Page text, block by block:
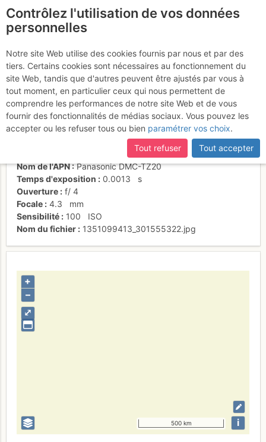
certaines pages ne sont plus accessibles, manquantes ou
incomplètes, déconnectez-vous puis reconnectez-vous à votre
compte sur le site.
Vue sur L2
Activités
Date/heure
13 juil. 2012 10:34
Contributeur
Thomas C
individuel (CC by-nc-nd)
Nom de l'APN
Panasonic DMC-TZ20
Temps d'exposition
0.0013
s
Ouverture
f/ 4
Focale
4.3
mm
Sensibilité
100
ISO
Nom du fichier
1351099413_301555322.jpg
⤢
+
–
500 km i
Contrôlez l'utilisation de vos données
personnelles
Notre site Web utilise des cookies fournis par nous et par des
tiers. Certains cookies sont nécessaires au fonctionnement du
site Web, tandis que d'autres peuvent être ajustés par vous à
tout moment, en particulier ceux qui nous permettent de
comprendre les performances de notre site Web et de vous
fournir des fonctionnalités de médias sociaux. Vous pouvez les
accepter ou les refuser tous ou bien paramétrer vos choix.
Tout refuser
Tout accepter